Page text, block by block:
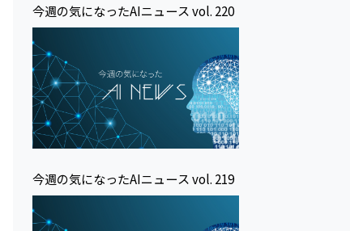
今週の気になったAIニュース vol. 220
今週の気になったAIニュース vol. 219